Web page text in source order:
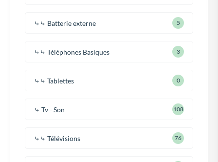
⤷⤷ Batterie externe 5
⤷⤷ Téléphones Basiques 3
⤷⤷ Tablettes 0
⤷ Tv - Son 108
⤷⤷ Télévisions 76